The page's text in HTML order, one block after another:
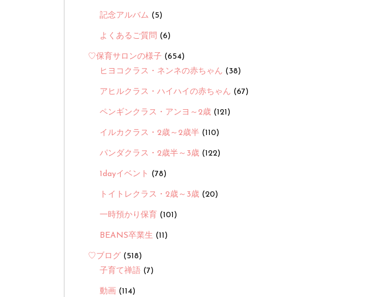
記念アルバム (5)
よくあるご質問 (6)
♡保育サロンの様子 (654)
ヒヨコクラス・ネンネの赤ちゃん (38)
アヒルクラス・ハイハイの赤ちゃん (67)
ペンギンクラス・アンヨ～2歳 (121)
イルカクラス・2歳～2歳半 (110)
パンダクラス・2歳半～3歳 (122)
1dayイベント (78)
トイトレクラス・2歳～3歳 (20)
一時預かり保育 (101)
BEANS卒業生 (11)
♡ブログ (518)
子育て禅語 (7)
動画 (114)